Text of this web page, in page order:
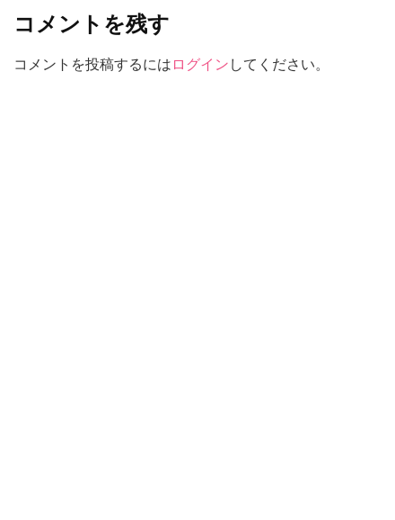
コメントを残す
コメントを投稿するにはログインしてください。